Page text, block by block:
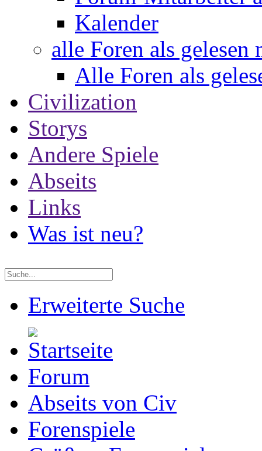
Kalender
alle Foren als gelesen
Alle Foren als
Civilization
Storys
Andere Spiele
Abseits
Links
Was ist neu?
Erweiterte Suche
Forum
Abseits von Civ
Forenspiele